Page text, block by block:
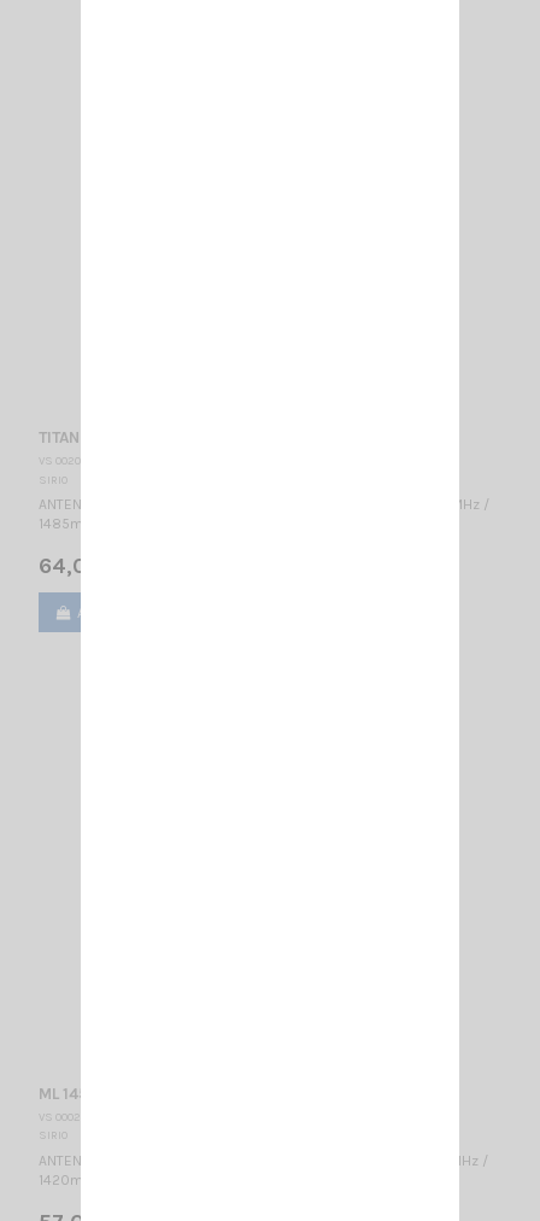
TITANIUM 3001 MAG SIRIO
VS 002030
SIRIO
ANTENNE MOBILE MAGNÉTIQUE / 27…28.5 MHz réglable / CB 27MHz /
1485mm / Inclinable
64,00 €
Ajouter au panier
ML 145 MAG SIRIO
VS 000240
SIRIO
ANTENNE MOBILE MAGNÉTIQUE / 27...28.5 MHz réglable / CB 27MHz /
1420mm